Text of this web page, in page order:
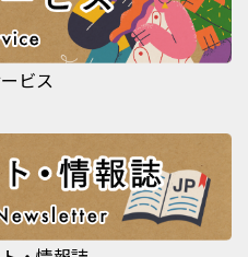
ビス